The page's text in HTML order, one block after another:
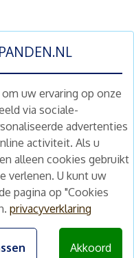
uw ervaring op onze
via sociale-
advertenties
activiteit. Als u
alleen cookies gebruikt
verlenen. U kunt uw
pagina op "Cookies
privacyverklaring
Akkoord
ons
Abonneren
5H
12